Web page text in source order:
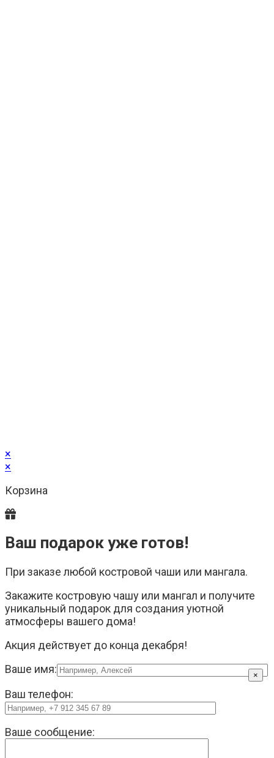
×
×
Корзина
Ваш подарок уже готов!
При заказе любой костровой чаши или мангала.
Закажите костровую чашу или мангал и получите
уникальный подарок для создания уютной
атмосферы вашего дома!
Акция действует до конца декабря!
×
Ваше имя:
Ваш телефон:
Ваше сообщение: